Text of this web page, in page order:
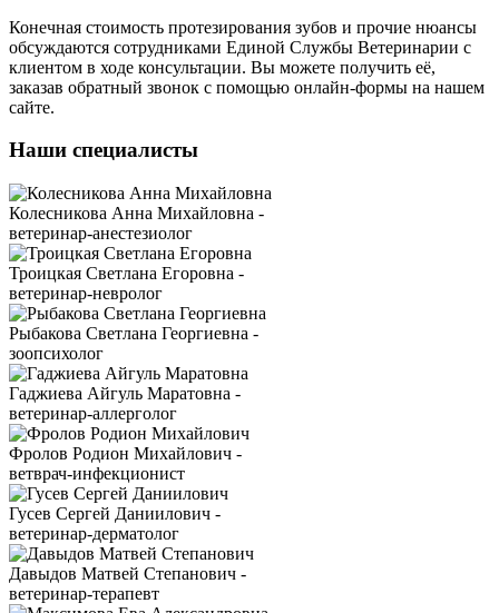
Конечная стоимость протезирования зубов и прочие нюансы
обсуждаются сотрудниками Единой Службы Ветеринарии с
клиентом в ходе консультации. Вы можете получить её,
заказав обратный звонок с помощью онлайн-формы на нашем
сайте.
Наши специалисты
Колесникова Анна Михайловна -
ветеринар-анестезиолог
Троицкая Светлана Егоровна -
ветеринар-невролог
Рыбакова Светлана Георгиевна -
зоопсихолог
Гаджиева Айгуль Маратовна -
ветеринар-аллерголог
Фролов Родион Михайлович -
ветврач-инфекционист
Гусев Сергей Даниилович -
ветеринар-дерматолог
Давыдов Матвей Степанович -
ветеринар-терапевт